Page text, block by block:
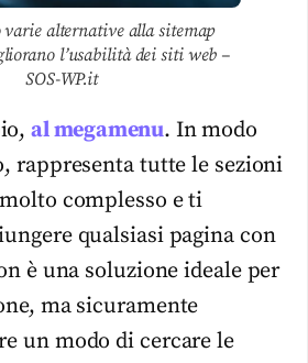
varie alternative alla sitemap
l’usabilità dei siti web –
SOS-WP.it
al megamenu. In modo
rappresenta tutte le sezioni
complesso e ti
qualsiasi pagina con
è una soluzione ideale per
ma sicuramente
un modo di cercare le